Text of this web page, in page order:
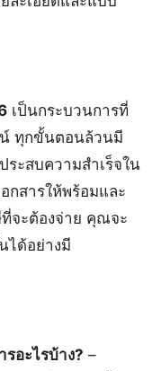
เป็นกระบวนการที่
น์ ทุกขั้นตอนล้วนมี
ะสบความสำเร็จใน
กสารให้พร้อมและ
จะต้องจ่าย คุณจะ
ได้อย่างมี
อะไรบ้าง? –